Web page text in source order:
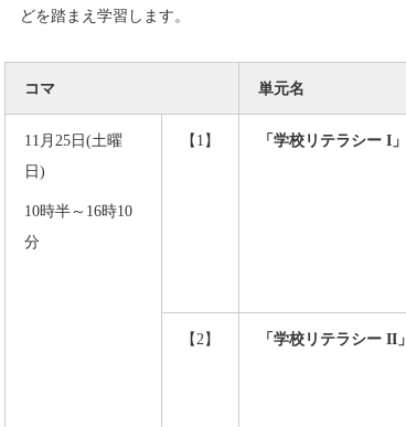
どを踏まえ学習します。
コマ 単元名
11月25日(土曜
日)
10時半～16時10
分
【1】 「学校リテラシー I」
【2】 「学校リテラシー II」